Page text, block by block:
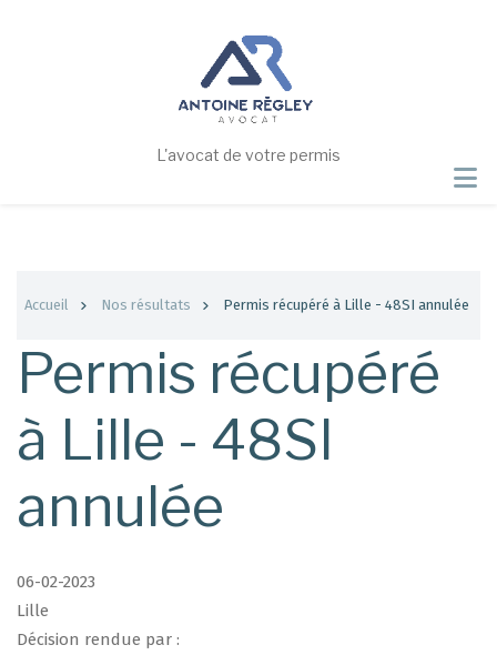
L'avocat de votre permis
Fil
d'Ariane
Accueil Nos résultats Permis récupéré à Lille - 48SI annulée
Permis récupéré
à Lille - 48SI
annulée
06-02-2023
Lille
Décision rendue par :